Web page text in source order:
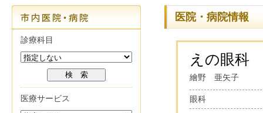
医院・病院情報
えの眼科
繪野 亜矢子
眼科
診療科目
医療サービス